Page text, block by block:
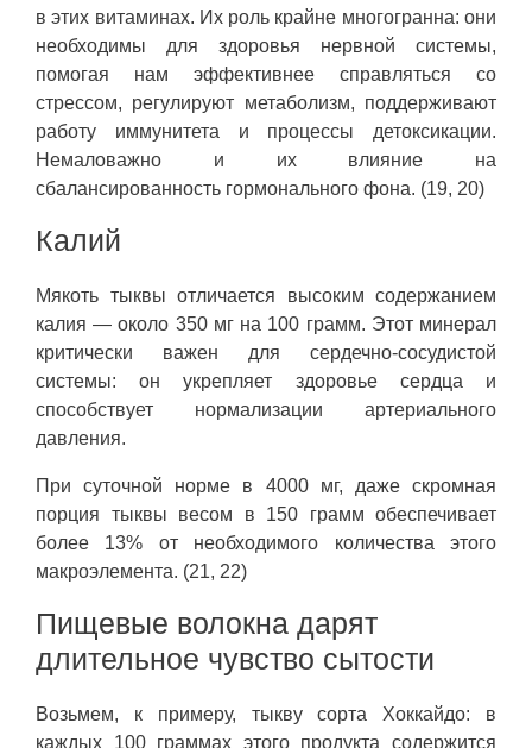
в этих витаминах. Их роль крайне многогранна: они
необходимы для здоровья нервной системы,
помогая нам эффективнее справляться со
стрессом, регулируют метаболизм, поддерживают
работу иммунитета и процессы детоксикации.
Немаловажно и их влияние на
сбалансированность гормонального фона. (19, 20)
Калий
Мякоть тыквы отличается высоким содержанием
калия — около 350 мг на 100 грамм. Этот минерал
критически важен для сердечно-сосудистой
системы: он укрепляет здоровье сердца и
способствует нормализации артериального
давления.
При суточной норме в 4000 мг, даже скромная
порция тыквы весом в 150 грамм обеспечивает
более 13% от необходимого количества этого
макроэлемента. (21, 22)
Пищевые волокна дарят
длительное чувство сытости
Возьмем, к примеру, тыкву сорта Хоккайдо: в
каждых 100 граммах этого продукта содержится